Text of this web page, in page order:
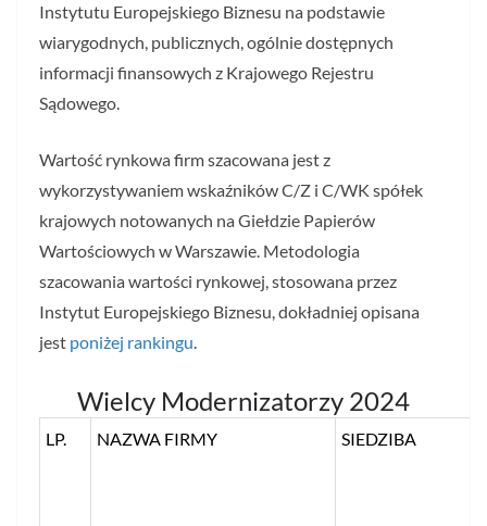
Instytutu Europejskiego Biznesu na podstawie
wiarygodnych, publicznych, ogólnie dostępnych
informacji finansowych z Krajowego Rejestru
Sądowego.
Wartość rynkowa firm szacowana jest z
wykorzystywaniem wskaźników C/Z i C/WK spółek
krajowych notowanych na Giełdzie Papierów
Wartościowych w Warszawie. Metodologia
szacowania wartości rynkowej, stosowana przez
Instytut Europejskiego Biznesu, dokładniej opisana
jest poniżej rankingu.
Wielcy Modernizatorzy 2024
LP. NAZWA FIRMY SIEDZIBA